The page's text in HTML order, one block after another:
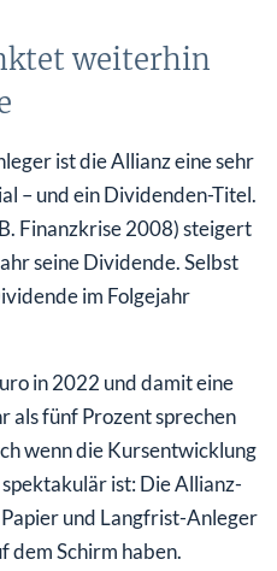
weiterhin
ist die Allianz eine sehr
– und ein Dividenden-Titel.
Finanzkrise 2008) steigert
seine Dividende. Selbst
im Folgejahr
in 2022 und damit eine
als fünf Prozent sprechen
wenn die Kursentwicklung
ist: Die Allianz-
und Langfrist-Anleger
dem Schirm haben.